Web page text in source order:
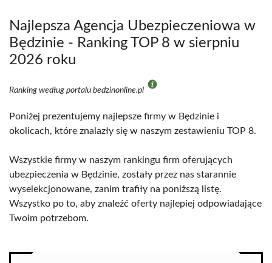
Najlepsza Agencja Ubezpieczeniowa w
Będzinie - Ranking TOP 8 w sierpniu
2026 roku
Ranking według portalu bedzinonline.pl
Poniżej prezentujemy najlepsze firmy w Będzinie i
okolicach, które znalazły się w naszym zestawieniu TOP 8.
Wszystkie firmy w naszym rankingu firm oferujących
ubezpieczenia w Będzinie, zostały przez nas starannie
wyselekcjonowane, zanim trafiły na poniższą listę.
Wszystko po to, aby znaleźć oferty najlepiej odpowiadające
Twoim potrzebom.